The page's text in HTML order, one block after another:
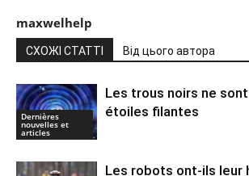
maxwelhelp
СХОЖІ СТАТТІ Від цього автора
Dernières
nouvelles et
articles
Les trous noirs ne
étoiles filantes
Les robots ont-ils leur